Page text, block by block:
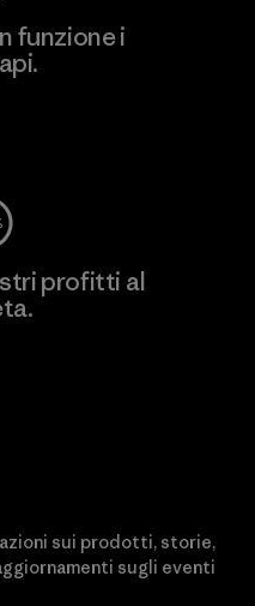
funzione i
profitti al
sui prodotti, storie,
sugli eventi